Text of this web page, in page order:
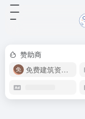
赞助商
免费建筑资源库